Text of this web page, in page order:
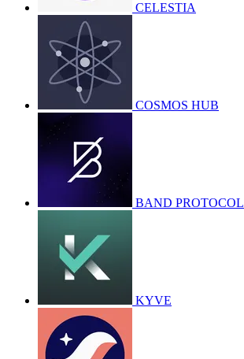
CELESTIA
COSMOS HUB
BAND PROTOCOL
KYVE